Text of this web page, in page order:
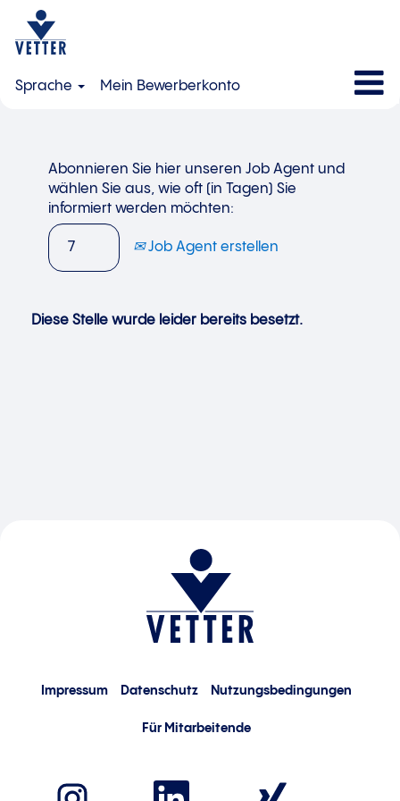
Sprache Mein Bewerberkonto
Abonnieren Sie hier unseren Job Agent und
wählen Sie aus, wie oft (in Tagen) Sie
informiert werden möchten:
Job Agent erstellen
Diese Stelle wurde leider bereits besetzt.
Impressum Datenschutz Nutzungsbedingungen
Für Mitarbeitende
W
W